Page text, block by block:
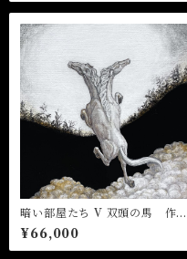
暗い部屋たち V 双頭の馬 作：
菅野まり子
¥66,000